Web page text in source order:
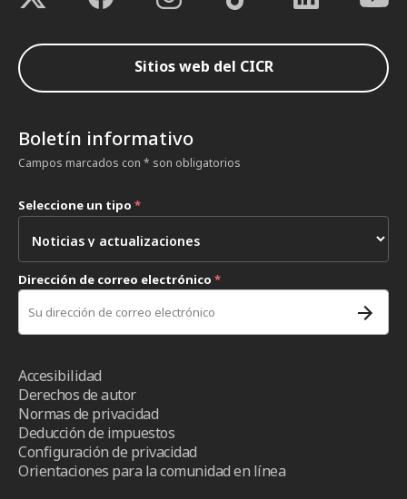
Sitios web del CICR
Boletín informativo
Campos marcados con * son obligatorios
Seleccione un tipo *
Dirección de correo electrónico *
Accesibilidad
Derechos de autor
Normas de privacidad
Deducción de impuestos
Configuración de privacidad
Orientaciones para la comunidad en línea